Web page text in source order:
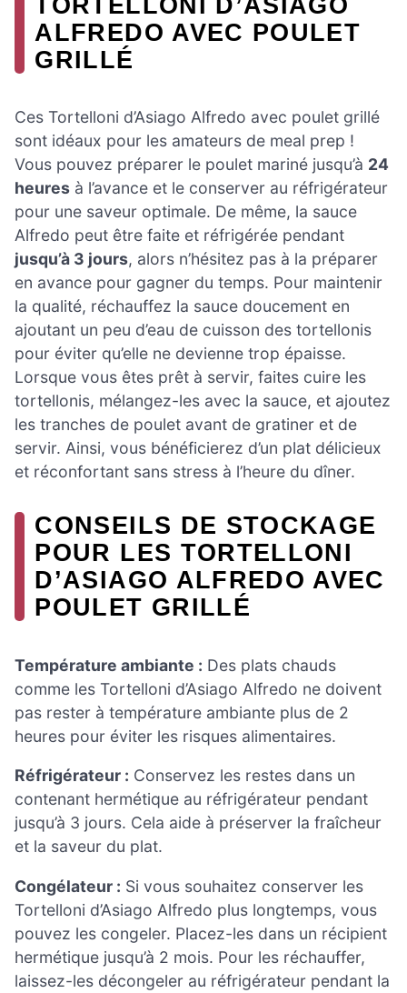
ALFREDO AVEC POULET
GRILLÉ
Ces Tortelloni d’Asiago Alfredo avec poulet grillé
sont idéaux pour les amateurs de meal prep !
Vous pouvez préparer le poulet mariné jusqu’à 24
heures à l’avance et le conserver au réfrigérateur
pour une saveur optimale. De même, la sauce
Alfredo peut être faite et réfrigérée pendant
jusqu’à 3 jours, alors n’hésitez pas à la préparer
en avance pour gagner du temps. Pour maintenir
la qualité, réchauffez la sauce doucement en
ajoutant un peu d’eau de cuisson des tortellonis
pour éviter qu’elle ne devienne trop épaisse.
Lorsque vous êtes prêt à servir, faites cuire les
tortellonis, mélangez-les avec la sauce, et ajoutez
les tranches de poulet avant de gratiner et de
servir. Ainsi, vous bénéficierez d’un plat délicieux
et réconfortant sans stress à l’heure du dîner.
CONSEILS DE STOCKAGE
POUR LES TORTELLONI
D’ASIAGO ALFREDO AVEC
POULET GRILLÉ
Température ambiante : Des plats chauds
comme les Tortelloni d’Asiago Alfredo ne doivent
pas rester à température ambiante plus de 2
heures pour éviter les risques alimentaires.
Réfrigérateur : Conservez les restes dans un
contenant hermétique au réfrigérateur pendant
jusqu’à 3 jours. Cela aide à préserver la fraîcheur
et la saveur du plat.
Congélateur : Si vous souhaitez conserver les
Tortelloni d’Asiago Alfredo plus longtemps, vous
pouvez les congeler. Placez-les dans un récipient
hermétique jusqu’à 2 mois. Pour les réchauffer,
laissez-les décongeler au réfrigérateur pendant la